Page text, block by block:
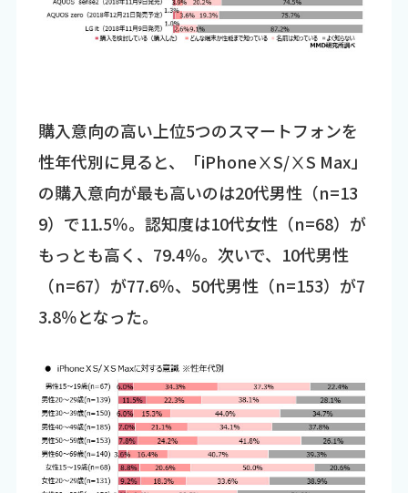
購入意向の高い上位5つのスマートフォンを
性年代別に見ると、「iPhoneⅩS/ⅩS Max」
の購入意向が最も高いのは20代男性（n=13
9）で11.5％。認知度は10代女性（n=68）が
もっとも高く、79.4％。次いで、10代男性
（n=67）が77.6％、50代男性（n=153）が7
3.8％となった。